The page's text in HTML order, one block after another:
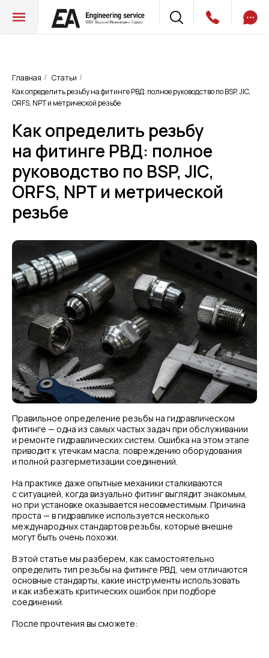
Главная / Статьи /
Как определить резьбу на фитинге РВД: полное руководство по BSP, JIC,
ORFS, NPT и метрической резьбе
Как определить резьбу
на фитинге РВД: полное
руководство по BSP, JIC,
ORFS, NPT и метрической
резьбе
Правильное определение резьбы на гидравлическом
фитинге — одна из самых частых задач при обслуживании
и ремонте гидравлических систем. Ошибка на этом этапе
приводит к утечкам масла, повреждению оборудования
и полной разгерметизации соединений.
На практике даже опытные механики сталкиваются
с ситуацией, когда визуально фитинг выглядит знакомым,
но при установке оказывается несовместимым. Причина
проста — в гидравлике используется несколько
международных стандартов резьбы, которые внешне
могут быть очень похожи.
В этой статье мы разберем, как самостоятельно
определить тип резьбы на фитинге РВД, чем отличаются
основные стандарты, какие инструменты использовать
и как избежать критических ошибок при подборе
соединений.
После прочтения вы сможете: